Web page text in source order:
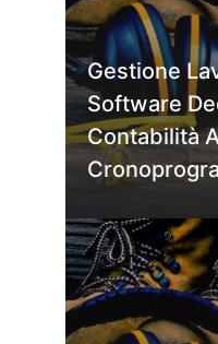
Gestione
Software
Contabilità